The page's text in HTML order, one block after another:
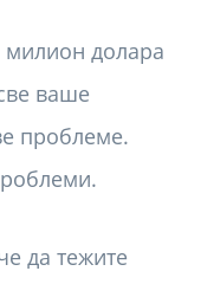
милион долара
ваше
проблеме.
да тежите